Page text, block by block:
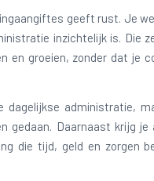
geeft rust. Je
inzichtelijk is. Die
en groeien, zonder dat je
dagelijkse administratie,
gedaan. Daarnaast krijg je
die tijd, geld en zorgen